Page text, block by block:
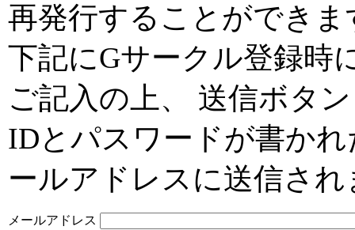
再発行することができま
下記にGサークル登録時
ご記入の上、 送信ボタ
IDとパスワードが書か
ールアドレスに送信され
メールアドレス